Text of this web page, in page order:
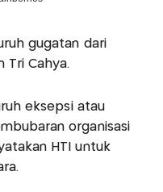
gugatan dari
Tri Cahya.
eksepsi atau
organisasi
HTI untuk